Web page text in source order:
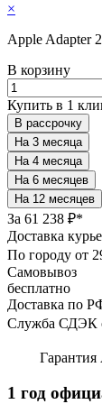
×
Apple Adapter
В корзину
Купить в 1
В рассрочку
За 61 238 ₽*
Доставка
По городу от
Самовывоз
бесплатно
Доставка по
Служба СДЭК
Гарантия
1 год